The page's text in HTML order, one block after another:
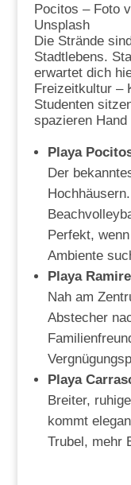
Pocitos – Foto
Unsplash
Die Strände
Stadtlebens.
erwartet dich
Freizeitkultur –
Studenten
spazieren Hand
Playa
Der
Perfekt,
Ambiente
Playa
Nah am
Abstecher
Playa
Breiter,
kommt
Trubel, mehr